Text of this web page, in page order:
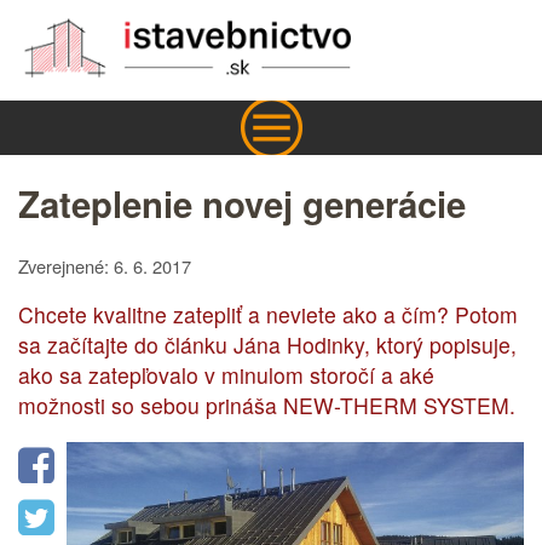
Zateplenie novej generácie
Zverejnené: 6. 6. 2017
Chcete kvalitne zatepliť a neviete ako a čím? Potom
sa začítajte do článku Jána Hodinky, ktorý popisuje,
ako sa zatepľovalo v minulom storočí a aké
možnosti so sebou prináša NEW-THERM SYSTEM.